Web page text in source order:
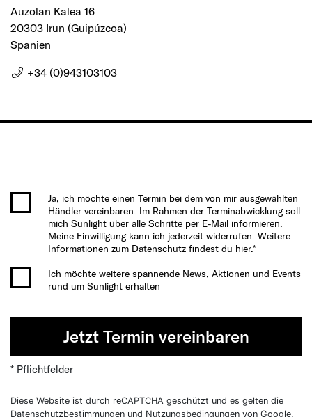
Auzolan Kalea 16
20303 Irun (Guipúzcoa)
Spanien
+34 (0)943103103
Ja, ich möchte einen Termin bei dem von mir ausgewählten
Händler vereinbaren. Im Rahmen der Terminabwicklung soll
mich Sunlight über alle Schritte per E-Mail informieren.
Meine Einwilligung kann ich jederzeit widerrufen. Weitere
Informationen zum Datenschutz findest du hier.*
Ich möchte weitere spannende News, Aktionen und Events
rund um Sunlight erhalten
Jetzt Termin vereinbaren
* Pflichtfelder
Diese Website ist durch reCAPTCHA geschützt und es gelten die
Datenschutzbestimmungen und Nutzungsbedingungen von Google.